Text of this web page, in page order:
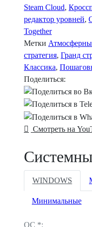
Steam Cloud,
редактор уровней,
Together
Метки
стратегия, Гранд
Классика,
Поделиться:
Смотреть на
WINDOWS
Минимальные
ОС *: